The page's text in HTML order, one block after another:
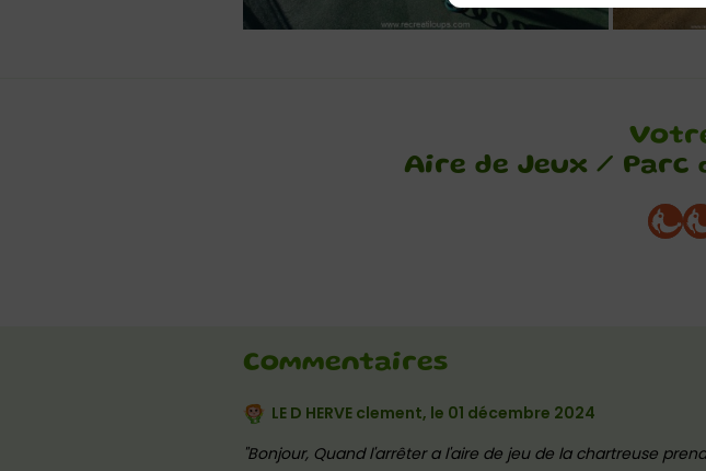
Aire de Jeux / Parc
Commentaires
LE D HERVE clement, le 01 décembre 2024
Bonjour, Quand l'arrêter a l'aire de jeu de la chartreuse